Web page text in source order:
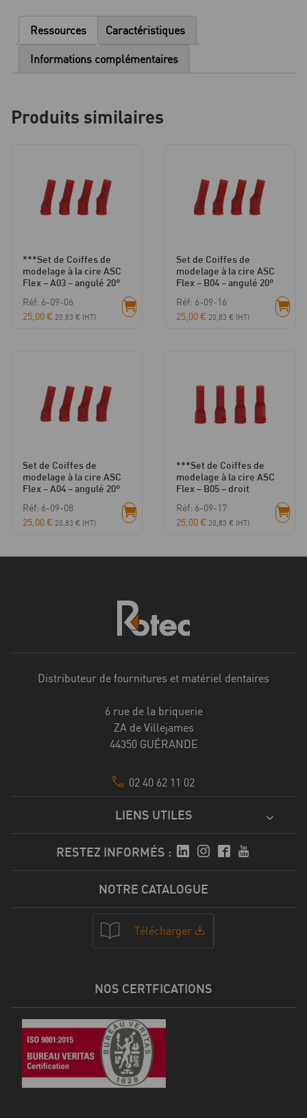
la
ASC
-
B06
Ressources Caractéristiques
Informations complémentaires
Produits similaires
***Set de Coiffes de
modelage à la cire ASC
Flex – A03 – angulé 20°
Réf: 6-09-06
25,00€ 20,83 € (HT)
Set de Coiffes de
modelage à la cire ASC
Flex – B04 – angulé 20°
Réf: 6-09-16
25,00€ 20,83 € (HT)
Set de Coiffes de
modelage à la cire ASC
Flex – A04 – angulé 20°
Réf: 6-09-08
25,00€ 20,83 € (HT)
***Set de Coiffes de
modelage à la cire ASC
Flex – B05 – droit
Réf: 6-09-17
25,00€ 20,83 € (HT)
Distributeur de fournitures et matériel dentaires
6 rue de la briquerie
ZA de Villejames
44350 GUÉRANDE
02 40 62 11 02
LIENS UTILES
RESTEZ INFORMÉS :
NOTRE CATALOGUE
Télécharger
NOS CERTFICATIONS